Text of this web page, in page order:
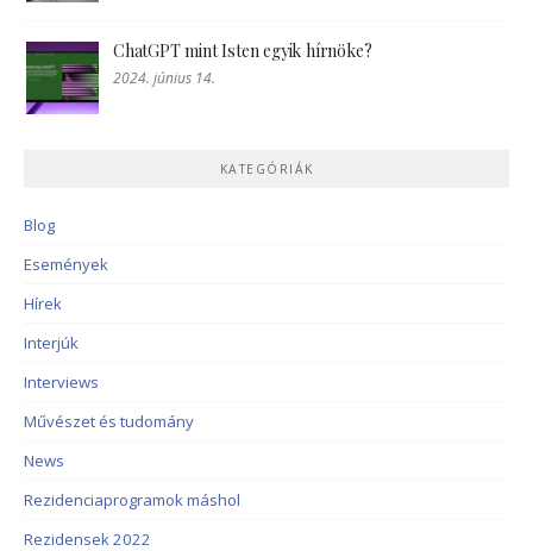
ChatGPT mint Isten egyik hírnöke?
2024. június 14.
KATEGÓRIÁK
Blog
Események
Hírek
Interjúk
Interviews
Művészet és tudomány
News
Rezidenciaprogramok máshol
Rezidensek 2022